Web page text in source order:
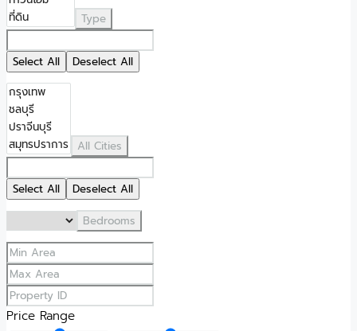
Type
Select All Deselect All
All Cities
Select All
Deselect All
Bedrooms
Price Range